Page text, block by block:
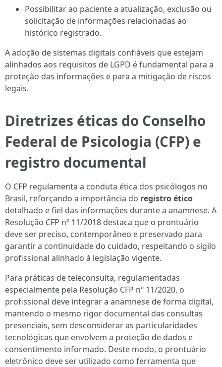
Possibilitar ao paciente a atualização, exclusão ou
solicitação de informações relacionadas ao
histórico registrado.
A adoção de sistemas digitais confiáveis que estejam
alinhados aos requisitos de LGPD é fundamental para a
proteção das informações e para a mitigação de riscos
legais.
Diretrizes éticas do Conselho
Federal de Psicologia (CFP) e
registro documental
O CFP regulamenta a conduta ética dos psicólogos no
Brasil, reforçando a importância do registro ético
detalhado e fiel das informações durante a anamnese. A
Resolução CFP nº 11/2018 destaca que o prontuário
deve ser preciso, contemporâneo e preservado para
garantir a continuidade do cuidado, respeitando o sigilo
profissional alinhado à legislação vigente.
Para práticas de teleconsulta, regulamentadas
especialmente pela Resolução CFP nº 11/2020, o
profissional deve integrar a anamnese de forma digital,
mantendo o mesmo rigor documental das consultas
presenciais, sem desconsiderar as particularidades
tecnológicas que envolvem a proteção de dados e
consentimento informado. Deste modo, o prontuário
eletrônico deve ser utilizado como ferramenta que